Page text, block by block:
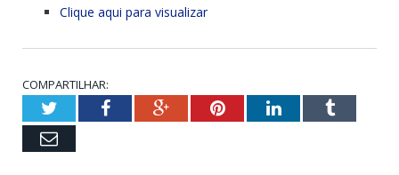
Clique aqui para visualizar
COMPARTILHAR:
TwitterFacebookGoogle+PinterestLinkedInTumblr
Email